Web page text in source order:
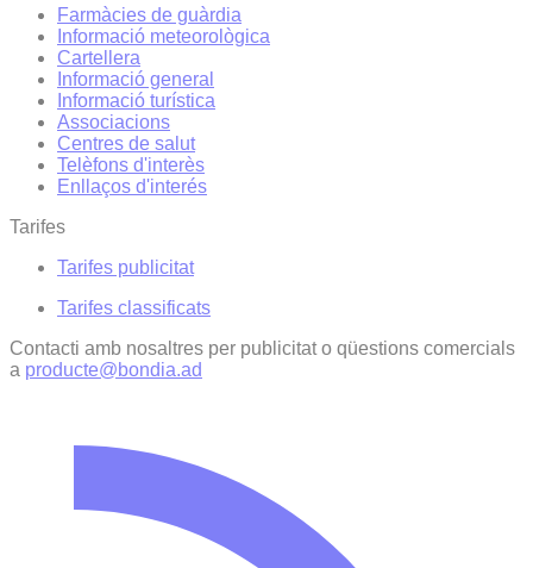
Farmàcies de guàrdia
Informació meteorològica
Cartellera
Informació general
Informació turística
Associacions
Centres de salut
Telèfons d'interès
Enllaços d'interés
Tarifes
Tarifes publicitat
Tarifes classificats
Contacti amb nosaltres per publicitat o qüestions comercials
a producte@bondia.ad